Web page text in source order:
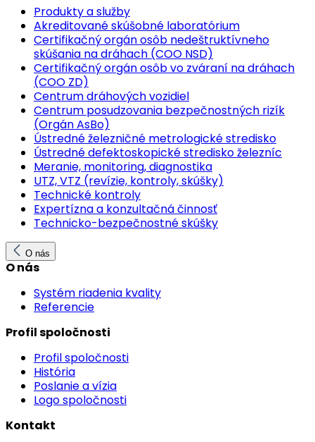
Produkty a služby
Akreditované skúšobné laboratórium
Certifikačný orgán osôb nedeštruktívneho
skúšania na dráhach (COO NSD)
Certifikačný orgán osôb vo zváraní na dráhach
(COO ZD)
Centrum dráhových vozidiel
Centrum posudzovania bezpečnostných rizík
(Orgán AsBo)
Ústredné železničné metrologické stredisko
Ústredné defektoskopické stredisko železníc
Meranie, monitoring, diagnostika
UTZ, VTZ (revízie, kontroly, skúšky)
Technické kontroly
Expertízna a konzultačná činnosť
Technicko-bezpečnostné skúšky
O nás
O nás
Systém riadenia kvality
Referencie
Profil spoločnosti
Profil spoločnosti
História
Poslanie a vízia
Logo spoločnosti
Kontakt